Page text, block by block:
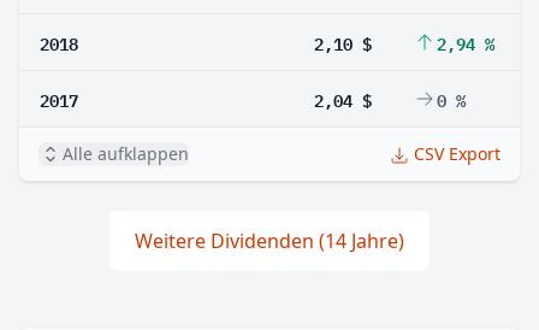
2018 2,10 $ 2,94 %
2017 2,04 $ 0 %
Alle aufklappen CSV Export
Weitere Dividenden (14 Jahre)